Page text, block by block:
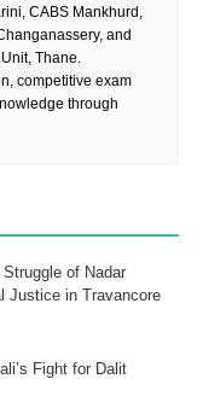
CABS Mankhurd,
and
Thane.
competitive exam
through
of Nadar
Justice in Travancore
Fight for Dalit